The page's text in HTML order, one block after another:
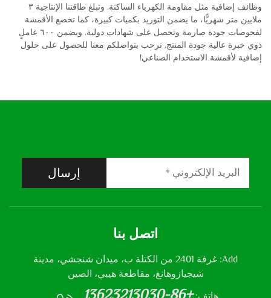
وظائف إضافية مثل مقاومة الكهرباء الساكنة. وتبلغ طاقتنا الإنتاجية ٣
ملايين متر شهريًّا، ما يضمن التوريد بكميات كبيرة، كما تخضع الأقمشة
لفحوصات جودة صارمة وتحصل على شهادات دولية. ويضمن ٦٠٠ عاملٍ
ذوي خبرة عالية جودة المنتج. نرحب بتواصلكم معنا للحصول على حلول
إضافية لأقمشة الاستخدام الصناعي!
إرسال
اتصل بنا
Add: غرفة 2401 من الكتلة ب، ميدان شنجشي، مدينة
شيجيازوهانغ، مقاطعة هيبي، الصين
+86-13623213030